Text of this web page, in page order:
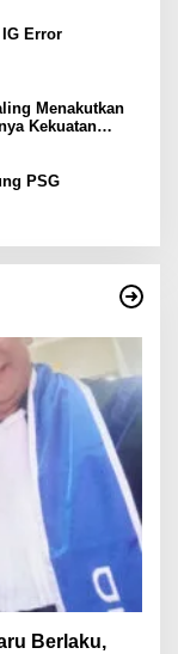
IG Error
Menakutkan
Kekuatan
PSG
Berlaku,